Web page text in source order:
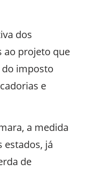
dos
ao projeto que
imposto
e
a medida
estados, já
de